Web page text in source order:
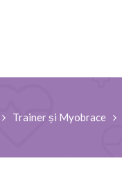
Trainer și Myobrace